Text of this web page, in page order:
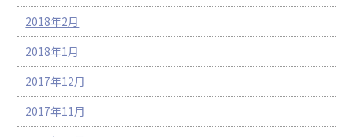
2018年2月
2018年1月
2017年12月
2017年11月